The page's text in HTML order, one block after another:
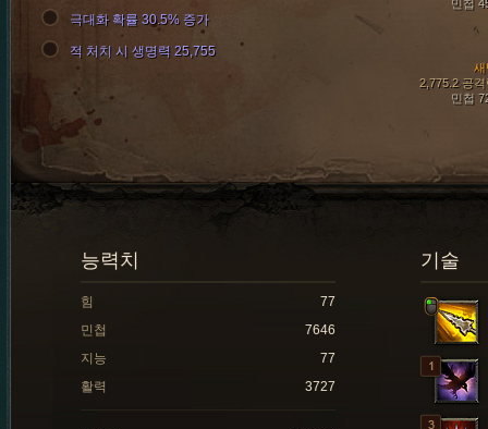
민첩
새
2,775.2 공격
민첩
극대화 확률 30.5% 증가
적 처치 시 생명력 25,755
기술
능력치
힘
77
민첩
7646
지능
77
활력
3727